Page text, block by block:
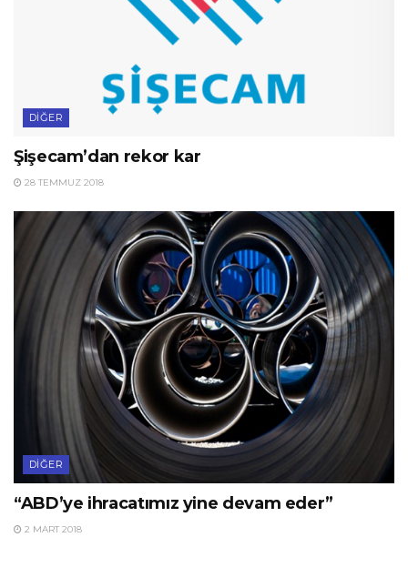
DIĞER
Şişecam’dan rekor kar
28 TEMMUZ 2018
DIĞER
“ABD’ye ihracatımız yine devam eder”
2 MART 2018